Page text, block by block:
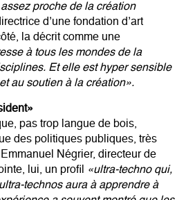
proche de la création
d’une fondation d’art
la décrit comme une
à tous les mondes de la
Et elle est hyper sensible
au soutien à la création».
pas trop langue de bois,
des politiques publiques, très
Négrier, directeur de
lui, un profil
«ultra-techno qui,
technos aura à apprendre à